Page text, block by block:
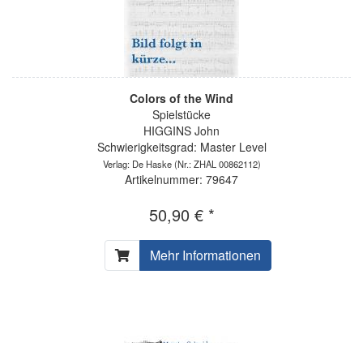
Colors of the Wind
Spielstücke
HIGGINS John
Schwierigkeitsgrad: Master Level
Verlag: De Haske(Nr.: ZHAL 00862112)
Artikelnummer: 79647
50,90 € *
Mehr Informationen